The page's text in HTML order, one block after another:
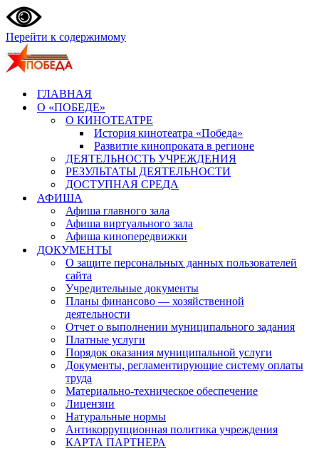
Перейти к содержимому
ГЛАВНАЯ
О «ПОБЕДЕ»
О КИНОТЕАТРЕ
История кинотеатра «Победа»
Развитие кинопроката в регионе
ДЕЯТЕЛЬНОСТЬ УЧРЕЖДЕНИЯ
РЕЗУЛЬТАТЫ ДЕЯТЕЛЬНОСТИ
ДОСТУПНАЯ СРЕДА
АФИША
Афиша главного зала
Афиша виртуального зала
Афиша кинопередвижки
ДОКУМЕНТЫ
О защите персональных данных пользователей
сайта
Учредительные документы
Планы финансово — хозяйственной
деятельности
Отчет о выполнении муниципального задания
Платные услуги
Порядок оказания муниципальной услуги
Документы, регламентирующие систему оплаты
труда
Материально-техническое обеспечение
Лицензии
Натуральные нормы
Антикоррупционная политика учреждения
КАРТА ПАРТНЕРА